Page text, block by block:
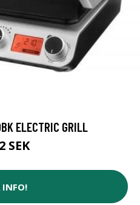
ELECTRIC GRILL
SEK
INFO!